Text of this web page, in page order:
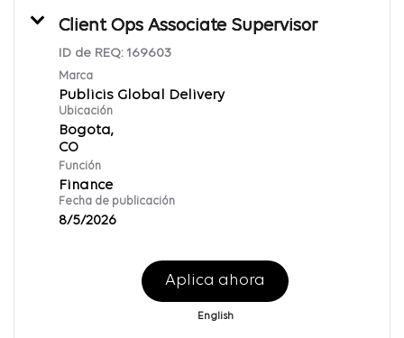
Client Ops Associate Supervisor
ID de REQ: 169603
Marca
Publicis Global Delivery
Ubicación
Bogota,
Función
Finance
Fecha de publicación
8/5/2026
Aplica ahora
English